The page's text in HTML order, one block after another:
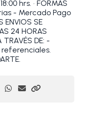
hrs. • FORMAS
- Mercado Pago
ENVIOS SE
24 HORAS
TRAVÉS DE: -
referenciales.